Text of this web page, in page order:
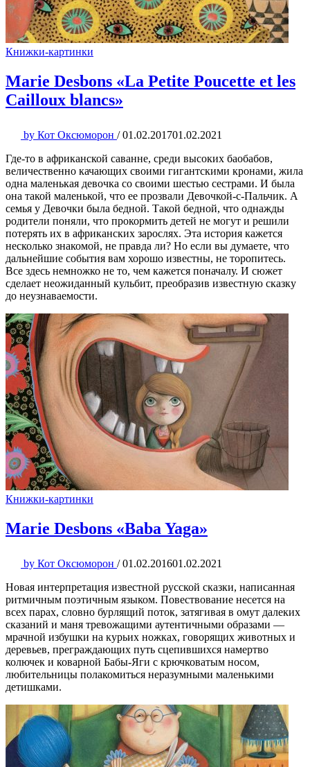
Книжки-картинки
Marie Desbons «La Petite Poucette et les
Cailloux blancs»
by Кот Оксюморон / 01.02.201701.02.2021
Где-то в африканской саванне, среди высоких баобабов,
величественно качающих своими гигантскими кронами, жила
одна маленькая девочка со своими шестью сестрами. И была
она такой маленькой, что ее прозвали Девочкой-с-Пальчик. А
семья у Девочки была бедной. Такой бедной, что однажды
родители поняли, что прокормить детей не могут и решили
потерять их в африканских зарослях. Эта история кажется
несколько знакомой, не правда ли? Но если вы думаете, что
дальнейшие события вам хорошо известны, не торопитесь.
Все здесь немножко не то, чем кажется поначалу. И сюжет
сделает неожиданный кульбит, преобразив известную сказку
до неузнаваемости.
Книжки-картинки
Marie Desbons «Baba Yaga»
by Кот Оксюморон / 01.02.201601.02.2021
Новая интерпретация известной русской сказки, написанная
ритмичным поэтичным языком. Повествование несется на
всех парах, словно бурлящий поток, затягивая в омут далеких
сказаний и маня тревожащими аутентичными образами —
мрачной избушки на курьих ножках, говорящих животных и
деревьев, преграждающих путь сцепившихся намертво
колючек и коварной Бабы-Яги с крючковатым носом,
любительницы полакомиться неразумными маленькими
детишками.